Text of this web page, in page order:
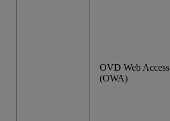
OVD Web Access
(OWA)